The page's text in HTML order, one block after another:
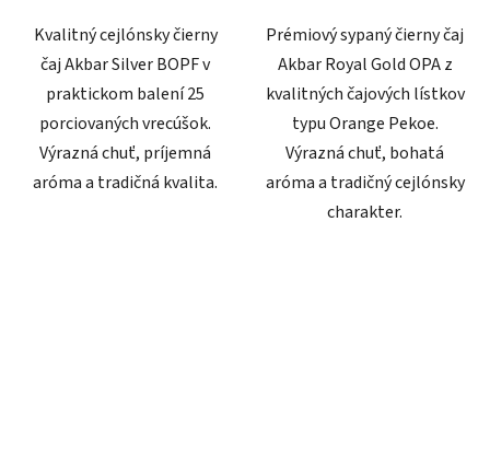
Kvalitný cejlónsky čierny
čaj Akbar Silver BOPF v
praktickom balení 25
porciovaných vrecúšok.
Výrazná chuť, príjemná
aróma a tradičná kvalita.
Prémiový sypaný čierny čaj
Akbar Royal Gold OPA z
kvalitných čajových lístkov
typu Orange Pekoe.
Výrazná chuť, bohatá
aróma a tradičný cejlónsky
charakter.